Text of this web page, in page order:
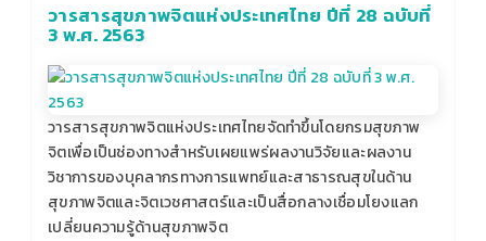
วารสารสุขภาพจิตแห่งประเทศไทย ปีที่ 28 ฉบับที่
3 พ.ศ. 2563
วารสารสุขภาพจิตแห่งประเทศไทยจัดทำขึ้นโดยกรมสุขภาพ
จิตเพื่อเป็นช่องทางสำหรับเผยแพร่ผลงานวิจัยและผลงาน
วิชาการของบุคลากรทางการแพทย์และสาธารณสุขในด้าน
สุขภาพจิตและจิตเวชศาสตร์และเป็นสื่อกลางเชื่อมโยงแลก
เปลี่ยนความรู้ด้านสุขภาพจิต